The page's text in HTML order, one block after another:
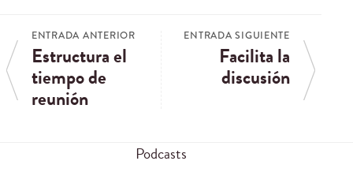
ENTRADA ANTERIOR
Estructura el
tiempo de
reunión
ENTRADA SIGUIENTE
Facilita la
discusión
Podcasts